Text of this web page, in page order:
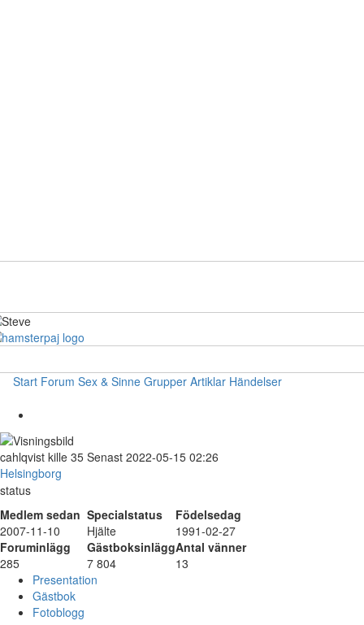
Start Forum Sex & Sinne Grupper Artiklar Händelser
cahlqvist kille 35 Senast 2022-05-15 02:26
Helsingborg
status
Medlem sedan Specialstatus
Födelsedag
2007-11-10
Hjälte
1991-02-27
Foruminlägg
GästboksinläggAntal vänner
285
7 804
13
Presentation
Gästbok
Fotoblogg